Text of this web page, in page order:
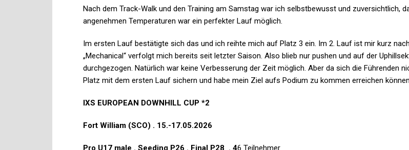
Nach dem Track-Walk und den Training am Samstag war ich selbstbewusst und zuversichtlich,
angenehmen Temperaturen war ein perfekter Lauf möglich.
Im ersten Lauf bestätigte sich das und ich reihte mich auf Platz 3 ein. Im 2. Lauf ist mir kurz
„Mechanical“ verfolgt mich bereits seit letzter Saison. Also blieb nur pushen und auf der
durchgezogen. Natürlich war keine Verbesserung der Zeit möglich. Aber da sich die Führenden
Platz mit dem ersten Lauf sichern und habe mein Ziel aufs Podium zu kommen erreichen
IXS EUROPEAN DOWNHILL CUP *2
Fort William (SCO) . 15.-17.05.2026
Pro U17 male . Seeding P26 . Final P28 . 46 Teilnehmer